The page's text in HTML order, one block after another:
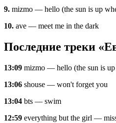
9. mizmo — hello (the sun is up
10. ave — meet me in the dark
Последние треки
13:09 mizmo — hello (the sun is up
13:06 shouse — won't forget you
13:04 bts — swim
12:59 everything but the girl —